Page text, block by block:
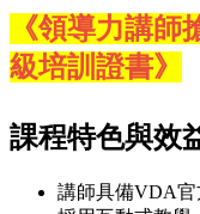
《領導力講師
級培訓證書》
課程特色與效
講師具備VDA官